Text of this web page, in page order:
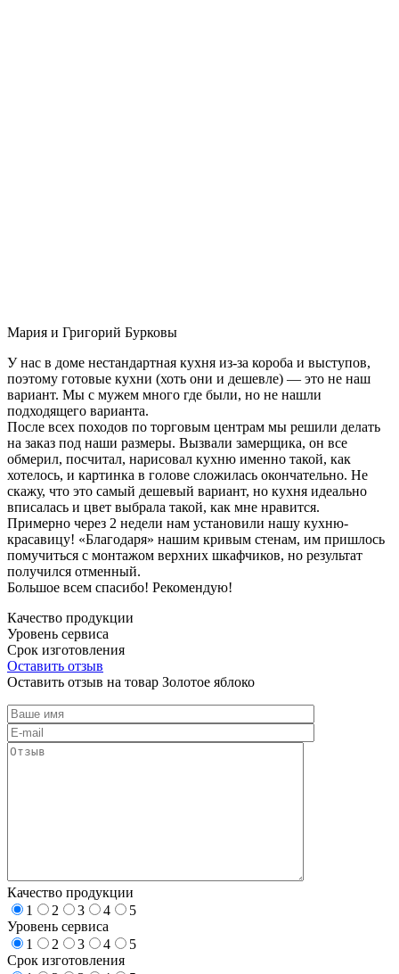
Мария и Григорий Бурковы
У нас в доме нестандартная кухня из-за короба и выступов,
поэтому готовые кухни (хоть они и дешевле) — это не наш
вариант. Мы с мужем много где были, но не нашли
подходящего варианта.
После всех походов по торговым центрам мы решили делать
на заказ под наши размеры. Вызвали замерщика, он все
обмерил, посчитал, нарисовал кухню именно такой, как
хотелось, и картинка в голове сложилась окончательно. Не
скажу, что это самый дешевый вариант, но кухня идеально
вписалась и цвет выбрала такой, как мне нравится.
Примерно через 2 недели нам установили нашу кухню-
красавицу! «Благодаря» нашим кривым стенам, им пришлось
помучиться с монтажом верхних шкафчиков, но результат
получился отменный.
Большое всем спасибо! Рекомендую!
Качество продукции
Уровень сервиса
Срок изготовления
Оставить отзыв
Оставить отзыв на товар Золотое яблоко
Качество продукции
1
2 3 4
5
Уровень сервиса
1
2 3 4
5
Срок изготовления